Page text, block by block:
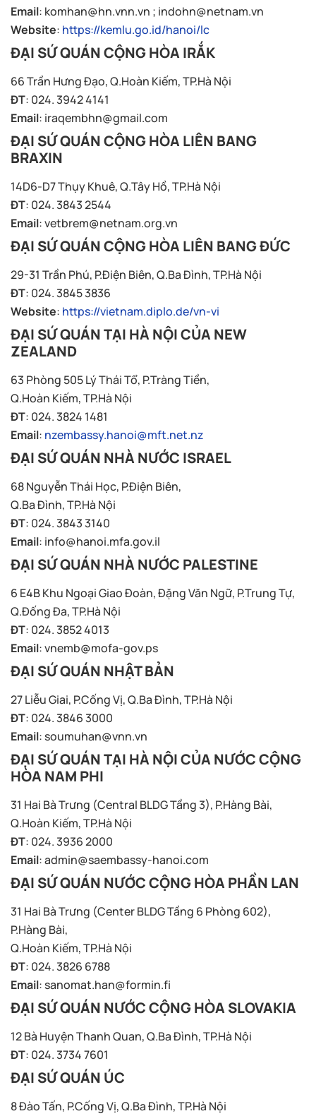
Email: komhan@hn.vnn.vn ; indohn@netnam.vn
Website: https://kemlu.go.id/hanoi/lc
ĐẠI SỨ QUÁN CỘNG HÒA IRẮK
66 Trần Hưng Đạo, Q.Hoàn Kiếm, TP.Hà Nội
ĐT: 024. 3942 4141
Email: iraqembhn@gmail.com
ĐẠI SỨ QUÁN CỘNG HÒA LIÊN BANG
BRAXIN
14D6-D7 Thụy Khuê, Q.Tây Hồ, TP.Hà Nội
ĐT: 024. 3843 2544
Email:vetbrem@netnam.org.vn
ĐẠI SỨ QUÁN CỘNG HÒA LIÊN BANG ĐỨC
29-31 Trần Phú, P.Điện Biên, Q.Ba Đình, TP.Hà Nội
ĐT: 024. 3845 3836
Website: https://vietnam.diplo.de/vn-vi
ĐẠI SỨ QUÁN TẠI HÀ NỘI CỦA NEW
ZEALAND
63 Phòng 505 Lý Thái Tổ, P.Tràng Tiền,
Q.Hoàn Kiếm, TP.Hà Nội
ĐT: 024. 3824 1481
Email: nzembassy.hanoi@mft.net.nz
ĐẠI SỨ QUÁN NHÀ NƯỚC ISRAEL
68 Nguyễn Thái Học, P.Điện Biên,
Q.Ba Đình, TP.Hà Nội
ĐT: 024. 3843 3140
Email: info@hanoi.mfa.gov.il
ĐẠI SỨ QUÁN NHÀ NƯỚC PALESTINE
6 E4B Khu Ngoại Giao Đoàn, Đặng Văn Ngữ, P.Trung Tự,
Q.Đống Đa, TP.Hà Nội
ĐT: 024. 3852 4013
Email:vnemb@mofa-gov.ps
ĐẠI SỨ QUÁN NHẬT BẢN
27 Liễu Giai, P.Cống Vị, Q.Ba Đình, TP.Hà Nội
ĐT: 024. 3846 3000
Email: soumuhan@vnn.vn
ĐẠI SỨ QUÁN TẠI HÀ NỘI CỦA NƯỚC CỘNG
HÒA NAM PHI
31 Hai Bà Trưng (Central BLDG Tầng 3), P.Hàng Bài,
Q.Hoàn Kiếm, TP.Hà Nội
ĐT: 024. 3936 2000
Email:admin@saembassy-hanoi.com
ĐẠI SỨ QUÁN NƯỚC CỘNG HÒA PHẦN LAN
31 Hai Bà Trưng (Center BLDG Tầng 6 Phòng 602),
P.Hàng Bài,
Q.Hoàn Kiếm, TP.Hà Nội
ĐT: 024. 3826 6788
Email: sanomat.han@formin.fi
ĐẠI SỨ QUÁN NƯỚC CỘNG HÒA SLOVAKIA
12 Bà Huyện Thanh Quan, Q.Ba Đình, TP.Hà Nội
ĐT: 024. 3734 7601
ĐẠI SỨ QUÁN ÚC
8 Đào Tấn, P.Cống Vị, Q.Ba Đình, TP.Hà Nội